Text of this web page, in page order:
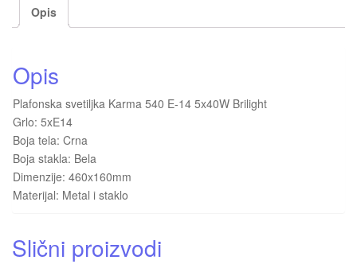
Opis
Opis
Plafonska svetiljka Karma 540 E-14 5x40W Brilight
Grlo: 5xE14
Boja tela: Crna
Boja stakla: Bela
Dimenzije: 460x160mm
Materijal: Metal i staklo
Slični proizvodi